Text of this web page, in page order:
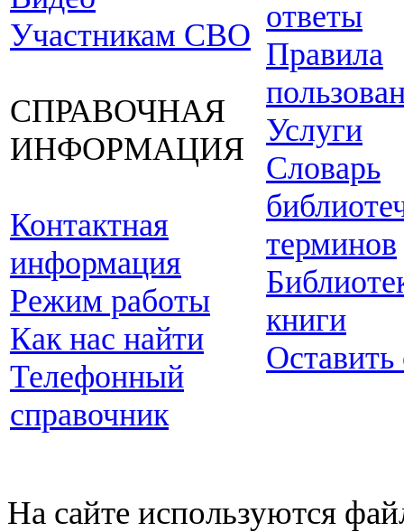
Участникам СВО
СПРАВОЧНАЯ
ИНФОРМАЦИЯ
Контактная
информация
Режим работы
Как нас найти
Телефонный
справочник
ответы
Правила
Услуги
Словарь
терминов
книги
Оставить
На сайте используются